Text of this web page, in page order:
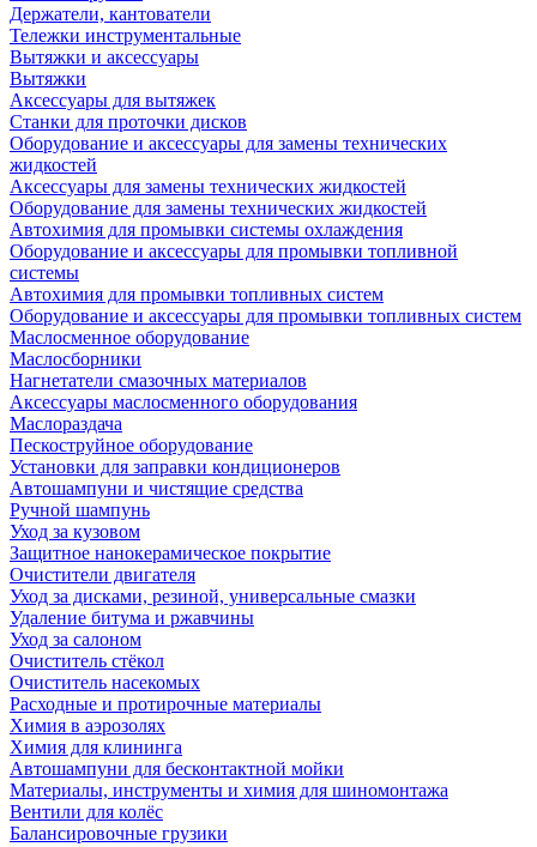
Держатели, кантователи
Тележки инструментальные
Вытяжки и аксессуары
Вытяжки
Аксессуары для вытяжек
Станки для проточки дисков
Оборудование и аксессуары для замены технических
жидкостей
Аксессуары для замены технических жидкостей
Оборудование для замены технических жидкостей
Автохимия для промывки системы охлаждения
Оборудование и аксессуары для промывки топливной
системы
Автохимия для промывки топливных систем
Оборудование и аксессуары для промывки топливных систем
Маслосменное оборудование
Маслосборники
Нагнетатели смазочных материалов
Аксессуары маслосменного оборудования
Маслораздача
Пескоструйное оборудование
Установки для заправки кондиционеров
Автошампуни и чистящие средства
Ручной шампунь
Уход за кузовом
Защитное нанокерамическое покрытие
Очистители двигателя
Уход за дисками, резиной, универсальные смазки
Удаление битума и ржавчины
Уход за салоном
Очиститель стёкол
Очиститель насекомых
Расходные и протирочные материалы
Химия в аэрозолях
Химия для клининга
Автошампуни для бесконтактной мойки
Материалы, инструменты и химия для шиномонтажа
Вентили для колёс
Балансировочные грузики